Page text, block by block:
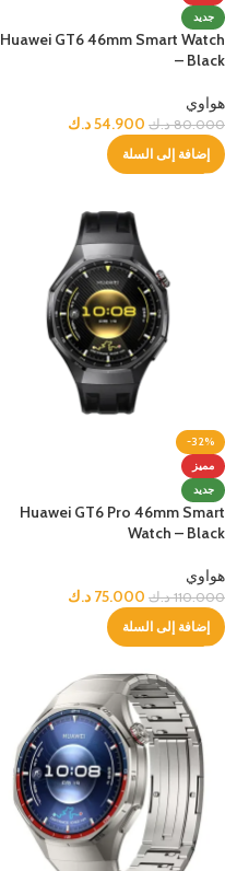
جديد
Huawei GT6 46mm Smart Watch
– Black
هواوي
80.000 د.ك 54.900د.ك
إضافة إلى السلة
-32%
مميز
جديد
Huawei GT6 Pro 46mm Smart
Watch – Black
هواوي
110.000 د.ك 75.000 د.ك
إضافة إلى السلة